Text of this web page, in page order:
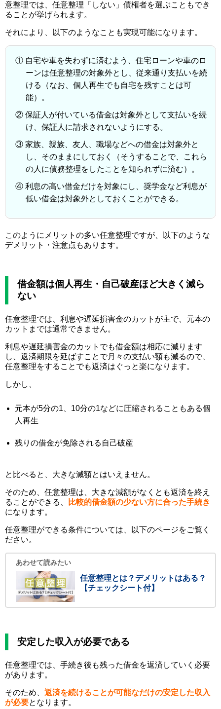
意整理では、任意整理「しない」債権者を選ぶこともでき
ることが挙げられます。
それにより、以下のようなことも実現可能になります。
① 自宅や車を失わずに済むよう、住宅ローンや車のロ
ーンは任意整理の対象外とし、従来通り支払いを続
ける（なお、個人再生でも自宅を残すことは可
能）。
② 保証人が付いている借金は対象外として支払いを続
け、保証人に請求されないようにする。
③ 家族、親族、友人、職場などへの借金は対象外と
し、そのままにしておく（そうすることで、これら
の人に債務整理をしたことを知られずに済む）。
④ 利息の高い借金だけを対象にし、奨学金など利息が
低い借金は対象外としておくことができる。
このようにメリットの多い任意整理ですが、以下のような
デメリット・注意点もあります。
借金額は個人再生・自己破産ほど大きく減ら
ない
任意整理では、利息や遅延損害金のカットが主で、元本の
カットまでは通常できません。
利息や遅延損害金のカットでも借金額は相応に減ります
し、返済期限を延ばすことで月々の支払い額も減るので、
任意整理をすることでも返済はぐっと楽になります。
しかし、
元本が5分の1、10分の1などに圧縮されることもある個
人再生
残りの借金が免除される自己破産
と比べると、大きな減額とはいえません。
そのため、任意整理は、大きな減額がなくとも返済を終え
ることができる、
比較的借金額の少ない方に合った手続き
になります。
任意整理ができる条件については、以下のページをご覧く
ださい。
あわせて読みたい
任意整理とは？デメリットはある？
【チェックシート付】
安定した収入が必要である
任意整理では、手続き後も残った借金を返済していく必要
があります。
そのため、 返済を続けることが可能なだけの安定した収入
が必要となります。